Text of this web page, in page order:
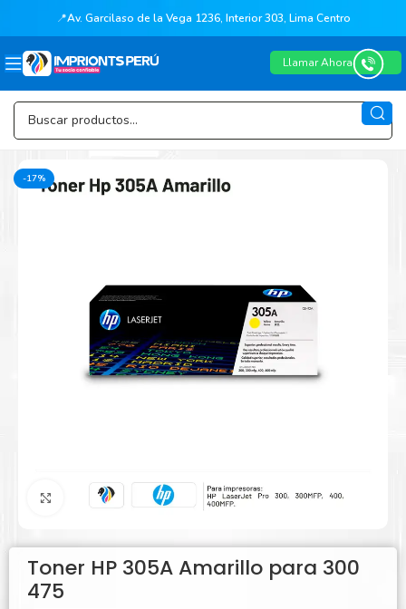
📍Av. Garcilaso de la Vega 1236, Interior 303, Lima Centro
Llamar Ahora
-17%
Agrandar
Toner HP 305A Amarillo para 300
475